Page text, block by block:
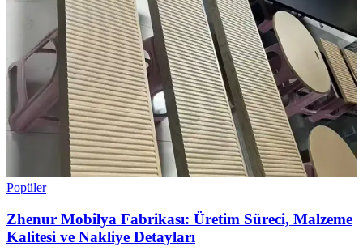
Popüler
Zhenur Mobilya Fabrikası: Üretim Süreci, Malzeme
Kalitesi ve Nakliye Detayları